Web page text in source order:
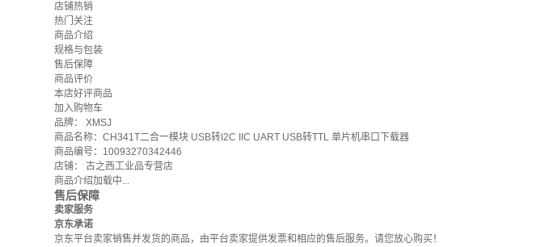
店铺热销
热门关注
商品介绍
规格与包装
售后保障
商品评价
本店好评商品
加入购物车
品牌： XMSJ
商品名称：CH341T二合一模块 USB转I2C IIC UART USB转TTL 单片机串口下载器
商品编号：10093270342446
店铺： 古之西工业品专营店
商品介绍加载中...
售后保障
卖家服务
京东承诺
京东平台卖家销售并发货的商品，由平台卖家提供发票和相应的售后服务。请您放心购买！